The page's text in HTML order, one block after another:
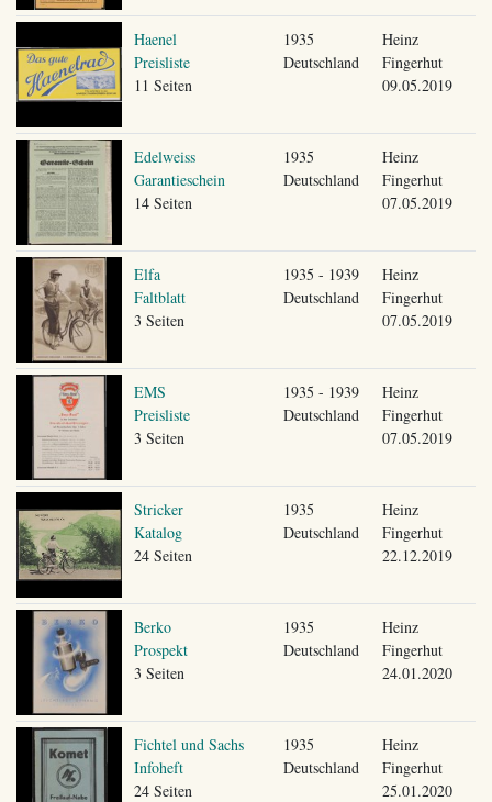
Haenel
Preisliste
11 Seiten
1935
Deutschland
Heinz
Fingerhut
09.05.2019
Edelweiss
Garantieschein
14 Seiten
1935
Deutschland
Heinz
Fingerhut
07.05.2019
Elfa
Faltblatt
3 Seiten
1935 - 1939
Deutschland
Heinz
Fingerhut
07.05.2019
EMS
Preisliste
3 Seiten
1935 - 1939
Deutschland
Heinz
Fingerhut
07.05.2019
Stricker
Katalog
24 Seiten
1935
Deutschland
Heinz
Fingerhut
22.12.2019
Berko
Prospekt
3 Seiten
1935
Deutschland
Heinz
Fingerhut
24.01.2020
Fichtel und Sachs
Infoheft
24 Seiten
1935
Deutschland
Heinz
Fingerhut
25.01.2020